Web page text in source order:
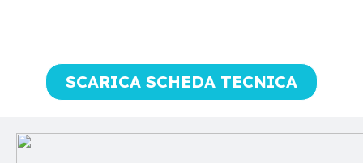
SCARICA SCHEDA TECNICA